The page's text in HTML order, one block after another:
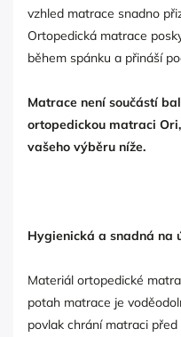
vzhled matrace snadno
Ortopedická matrace
během spánku a přináší
Matrace není součástí
ortopedickou matraci
vašeho výběru níže.
Hygienická a snadná na
Materiál ortopedické
potah matrace je
povlak chrání matraci